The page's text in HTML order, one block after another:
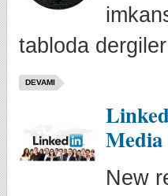
tabloda
DEVAMI
Media
New